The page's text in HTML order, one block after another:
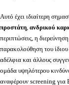
Αυτό έχει ιδιαίτερη
προστάτη, ανδρικού
περιπτώσεις, η
παρακολούθηση του
αδέλφια και άλλους
ομάδα υψηλότερου
αναφέρουν screening για